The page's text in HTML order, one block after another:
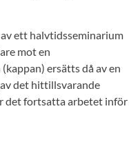
ett halvtidsseminarium
mot en
ersätts då av en
det hittillsvarande
det fortsatta arbetet inför